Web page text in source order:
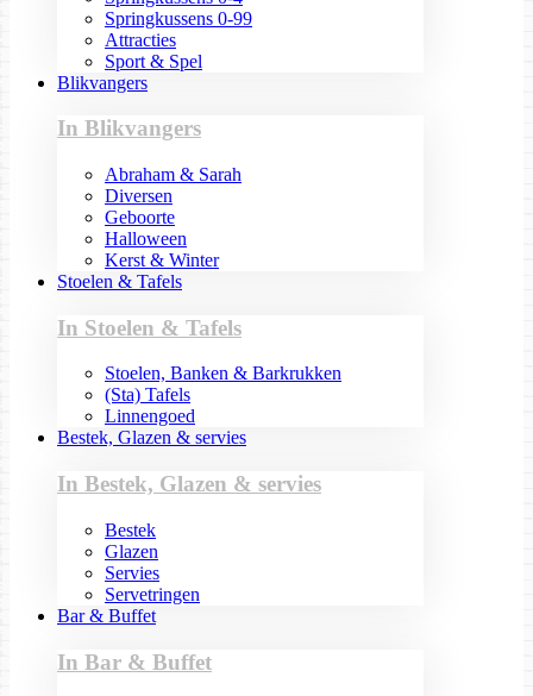
Springkussens 0-99
Attracties
Sport & Spel
Blikvangers
In Blikvangers
Abraham & Sarah
Diversen
Geboorte
Halloween
Kerst & Winter
Stoelen & Tafels
In Stoelen & Tafels
Stoelen, Banken & Barkrukken
(Sta) Tafels
Linnengoed
Bestek, Glazen & servies
In Bestek, Glazen & servies
Bestek
Glazen
Servies
Servetringen
Bar & Buffet
In Bar & Buffet